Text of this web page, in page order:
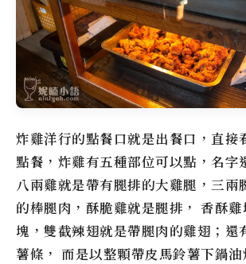
炸雞洋行的點餐口就是出餐口，直接
點餐，炸雞有五種部位可以點，名字
八兩雞就是帶有腿排的大雞腿，三兩
的棒腿肉，酥脆雞就是腿排， 香酥
塊，雙截辣翅就是帶腿肉的雞翅；還
薯條， 而是以整顆帶皮馬鈴薯下鍋油